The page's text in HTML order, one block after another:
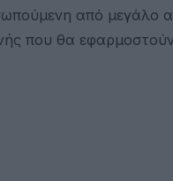
από μεγάλο
που θα